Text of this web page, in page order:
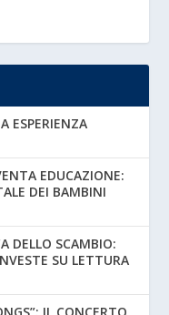
ESPERIENZA
EDUCAZIONE:
DEI BAMBINI
DELLO SCAMBIO:
SU LETTURA